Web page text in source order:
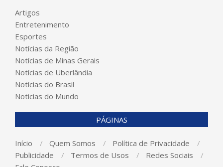
Artigos
Entretenimento
Esportes
Notícias da Região
Notícias de Minas Gerais
Notícias de Uberlândia
Notícias do Brasil
Noticias do Mundo
PÁGINAS
Início Quem Somos
Política de Privacidade
Publicidade
Termos de Usos
Redes Sociais